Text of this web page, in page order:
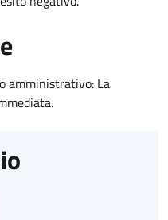
amministrativo: La